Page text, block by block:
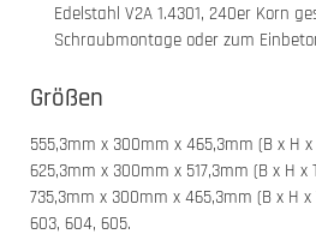
Edelstahl V2A 1.4301, 240er Korn
Schraubmontage oder zum
Größen
555,3mm x 300mm x 465,3mm (B x H
625,3mm x 300mm x 517,3mm (B x H x
735,3mm x 300mm x 465,3mm (B x H x
603, 604, 605.